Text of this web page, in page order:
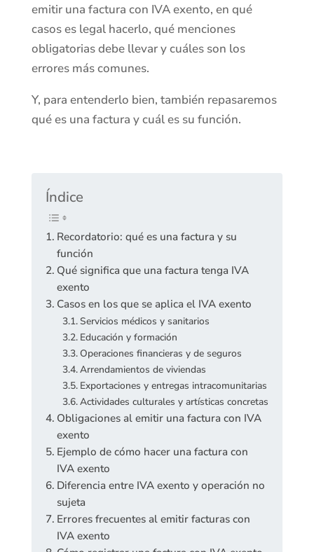
emitir una factura con IVA exento, en qué
casos es legal hacerlo, qué menciones
obligatorias debe llevar y cuáles son los
errores más comunes.
Y, para entenderlo bien, también repasaremos
qué es una factura y cuál es su función.
Índice
Recordatorio: qué es una factura y su
función
Qué significa que una factura tenga IVA
exento
Casos en los que se aplica el IVA exento
Servicios médicos y sanitarios
Educación y formación
Operaciones financieras y de seguros
Arrendamientos de viviendas
Exportaciones y entregas intracomunitarias
Actividades culturales y artísticas concretas
Obligaciones al emitir una factura con IVA
exento
Ejemplo de cómo hacer una factura con
IVA exento
Diferencia entre IVA exento y operación no
sujeta
Errores frecuentes al emitir facturas con
IVA exento